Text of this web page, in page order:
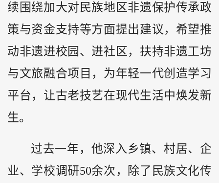
续围绕加大对民族地区非遗保护传承政
策与资金支持等方面提出建议，希望推
动非遗进校园、进社区，扶持非遗工坊
与文旅融合项目，为年轻一代创造学习
平台，让古老技艺在现代生活中焕发新
生。
过去一年，他深入乡镇、村居、企
业、学校调研50余次，除了民族文化传